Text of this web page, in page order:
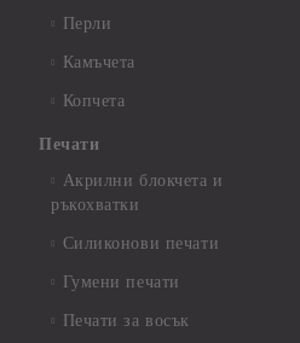
Перли
Камъчета
Копчета
Печати
Акрилни блокчета и
ръкохватки
Силиконови печати
Гумени печати
Печати за восък